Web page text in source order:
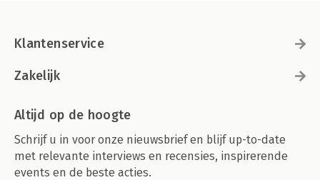
Klantenservice
Zakelijk
Altijd op de hoogte
Schrijf u in voor onze nieuwsbrief en blijf up-to-date
met relevante interviews en recensies, inspirerende
events en de beste acties.